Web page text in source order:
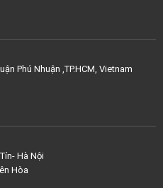
Phú Nhuận ,TP.HCM, Vietnam
Hà Nội
Hòa